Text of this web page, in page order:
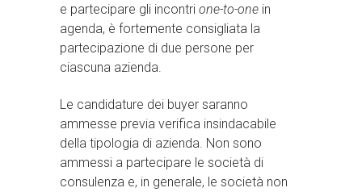
e partecipare gli incontri one-to-one in
agenda, è fortemente consigliata la
partecipazione di due persone per
ciascuna azienda.
Le candidature dei buyer saranno
ammesse previa verifica insindacabile
della tipologia di azienda. Non sono
ammessi a partecipare le società di
consulenza e, in generale, le società non